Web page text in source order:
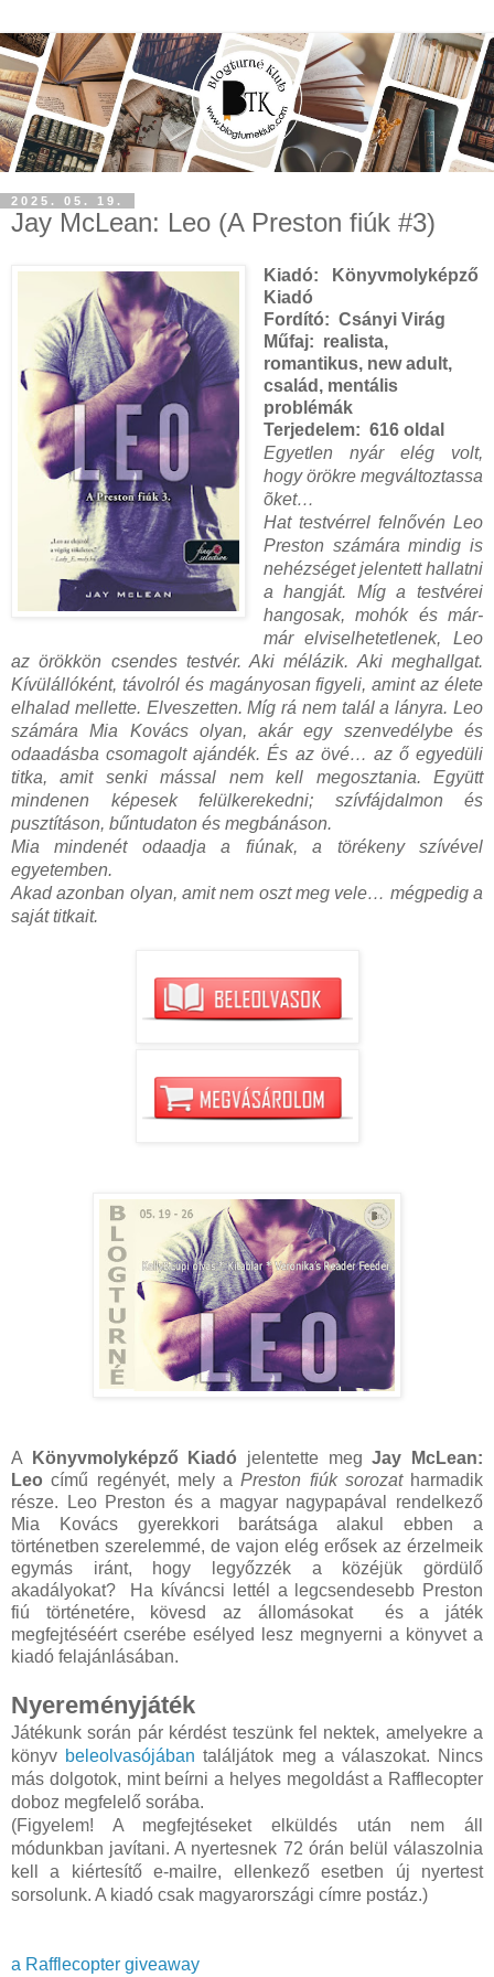
2025. 05. 19.
Jay McLean: Leo (A Preston fiúk #3)
Kiadó:
Könyvmolyképző
Kiadó
Fordító: Csányi Virág
Műfaj: realista,
romantikus, new adult,
család, mentális
problémák
Terjedelem: 616 oldal
Egyetlen nyár elég volt,
hogy örökre megváltoztassa
õket…
Hat testvérrel felnővén Leo
Preston számára mindig is
nehézséget jelentett hallatni
a hangját. Míg a testvérei
hangosak, mohók és már-
már elviselhetetlenek, Leo
az örökkön csendes testvér. Aki mélázik. Aki meghallgat.
Kívülállóként, távolról és magányosan figyeli, amint az élete
elhalad mellette. Elveszetten. Míg rá nem talál a lányra. Leo
számára Mia Kovács olyan, akár egy szenvedélybe és
odaadásba csomagolt ajándék. És az övé… az ő egyedüli
titka, amit senki mással nem kell megosztania. Együtt
mindenen képesek felülkerekedni; szívfájdalmon és
pusztításon, bűntudaton és megbánáson.
Mia mindenét odaadja a fiúnak, a törékeny szívével
egyetemben.
Akad azonban olyan, amit nem oszt meg vele… mégpedig a
saját titkait.
A Könyvmolyképző Kiadó jelentette megJay McLean:
Leo című regényét, mely aPreston fiúk sorozatharmadik
része. Leo Preston és a magyar nagypapával rendelkező
Mia Kovács gyerekkori barátsága alakul ebben a
történetben szerelemmé, de vajon elég erősek az érzelmeik
egymás iránt, hogy legyőzzék a közéjük gördülő
akadályokat? Ha kíváncsi lettél a legcsendesebb Preston
fiú történetére, kövesd az állomásokat és a játék
megfejtéséért cserébe esélyed lesz megnyerni a könyvet a
kiadó felajánlásában.
Nyereményjáték
Játékunk során pár kérdést teszünk fel nektek, amelyekre a
könyv beleolvasójában találjátok meg a válaszokat. Nincs
más dolgotok, mint beírni a helyes megoldást a Rafflecopter
doboz megfelelő sorába.
(Figyelem! A megfejtéseket elküldés után nem áll
módunkban javítani. A nyertesnek 72 órán belül válaszolnia
kell a kiértesítő e-mailre, ellenkező esetben új nyertest
sorsolunk. A kiadó csak magyarországi címre postáz.)
a Rafflecopter giveaway